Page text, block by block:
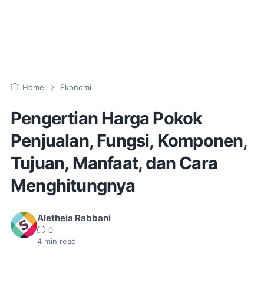
Home Ekonomi
Pengertian Harga Pokok
Penjualan, Fungsi, Komponen,
Tujuan, Manfaat, dan Cara
Menghitungnya
Aletheia Rabbani
0
4 min read